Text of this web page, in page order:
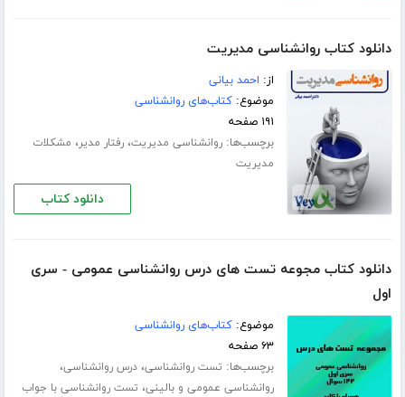
دانلود کتاب روانشناسی مدیریت
از: احمد بیانی
موضوع:کتاب‌های روانشناسی
۱۹۱ صفحه
برچسب‌ها:روانشناسی مدیریت،رفتار مدیر، مشکلات
مدیریت
دانلود کتاب
دانلود کتاب مجوعه تست های درس روانشناسی عمومی - سری
اول
موضوع:کتاب‌های روانشناسی
۶۳ صفحه
برچسب‌ها: تست روانشناسی،درس روانشناسی،
روانشناسی عمومی و بالینی، تست روانشناسی با جواب